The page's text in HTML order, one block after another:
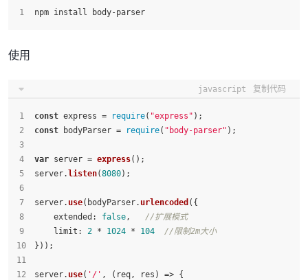
npm install body-parser
使用
javascript 复制代码
const express = require( "express" );
const bodyParser = require( "body-parser" );
var server = express();
server. listen(8080);
server. use(bodyParser. urlencoded ({
extended : false, //扩展模式
limit : 2 * 1024 * 104
//限制2m大小
}));
server. use( '/' , ( req, res ) => {